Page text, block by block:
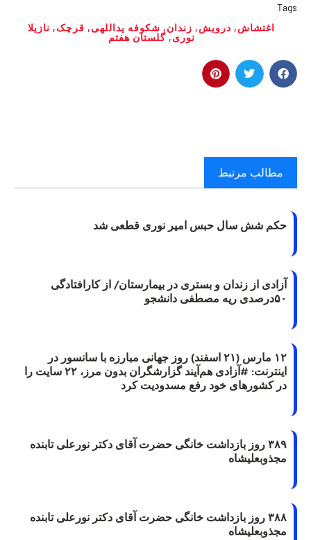
Tags
اغتشاش, درویش, زندان, شکوفه یداللهی, قرچک, نازیلا
نوری,گلستان هفتم
مطالب مرتبط
حکم شش سال حبس امیر نوری قطعی شد
آزادی از زندان و بستری در بیمارستان/ از کارافتادگی
۵۰درصدی ریه مصطفی دانشجو
۱۲ مارس (۲۱ اسفند) روز جهانی مبارزه با سانسور در
اینترنت: #آزادی هم‌آیند گزارشگران‌ بدون مرز، ۲۲ سایت را
در کشورهای خود رفع مسدودیت کرد
۳۸۹ روز بازداشت خانگی حضرت آقای دکتر نورعلی تابنده
مجذوبعلیشاه
۳۸۸ روز بازداشت خانگی حضرت آقای دکتر نورعلی تابنده
مجذوبعلیشاه